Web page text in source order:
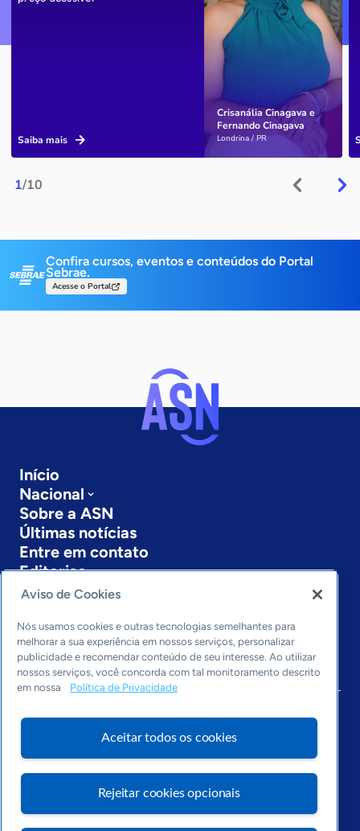
1/10
Crisanália Cinagava e
Fernando Cinagava
Londrina / PR
Saiba mais
Confira cursos, eventos e conteúdos do Portal
Sebrae.
Acesse o Portal
Início
Nacional
Sobre a ASN
Últimas notícias
Entre em contato
Editorias
Economia & Política
Inovação & Tecnologia
Cultura empreendedora
Dados
Arquivo
Aviso de Cookies
Nós usamos cookies e outras tecnologias semelhantes para
melhorar a sua experiência em nossos serviços, personalizar
publicidade e recomendar conteúdo de seu interesse. Ao utilizar
nossos serviços, você concorda com tal monitoramento descrito
em nossa
Política de Privacidade
Aceitar todos os cookies
Rejeitar cookies opcionais